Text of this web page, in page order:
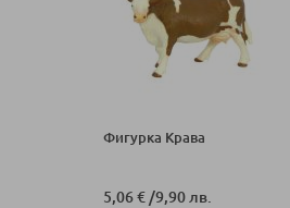
Фигурка Крава
5,06 €/9,90 лв.